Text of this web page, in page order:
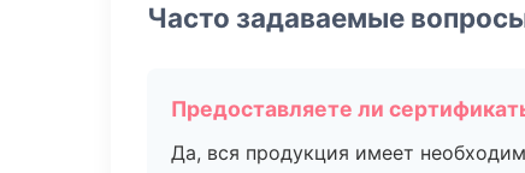
Часто задаваемые
Предоставляете ли
Да, вся продукция имеет